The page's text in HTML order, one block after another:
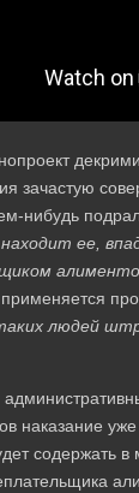
зачастую
нибудь
ее,
людей
наказание
содержать